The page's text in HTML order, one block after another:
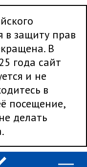
в защиту прав
В
года сайт
и не
в
посещение,
делать